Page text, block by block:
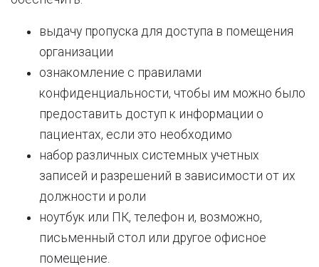
выдачу пропуска для доступа в помещения
организации
ознакомление с правилами
конфиденциальности, чтобы им можно было
предоставить доступ к информации о
пациентах, если это необходимо
набор различных системных учетных
записей и разрешений в зависимости от их
должности и роли
ноутбук или ПК, телефон и, возможно,
письменный стол или другое офисное
помещение.